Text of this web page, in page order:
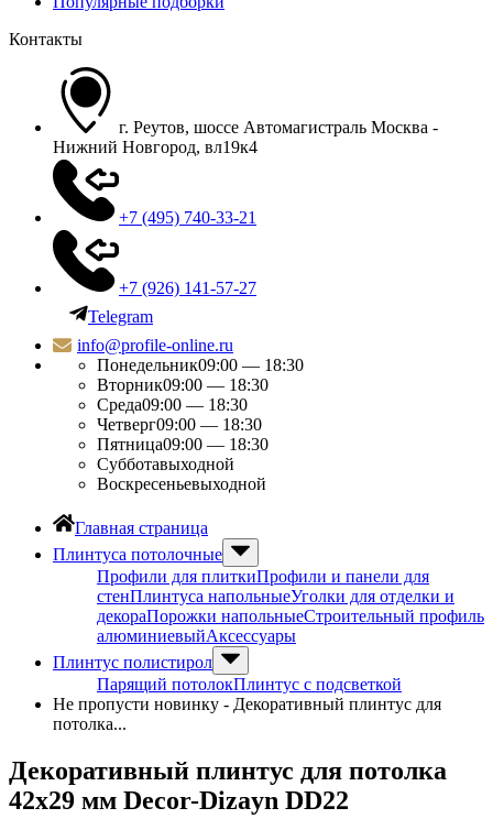
Контакты
г. Реутов, шоссе Автомагистраль Москва -
Нижний Новгород, вл19к4
+7 (495) 740-33-21
+7 (926) 141-57-27
Telegram
info@profile-online.ru
Понедельник09:00 — 18:30
Вторник09:00 — 18:30
Среда09:00 — 18:30
Четверг09:00 — 18:30
Пятница09:00 — 18:30
Субботавыходной
Воскресеньевыходной
Главная страница
Плинтуса потолочные
Профили для плиткиПрофили и панели для
стенПлинтуса напольныеУголки для отделки и
декораПорожки напольныеСтроительный профиль
алюминиевыйАксессуары
Плинтус полистирол
Парящий потолокПлинтус с подсветкой
Не пропусти новинку - Декоративный плинтус для
потолка...
Декоративный плинтус для потолка
42х29 мм Decor-Dizayn DD22